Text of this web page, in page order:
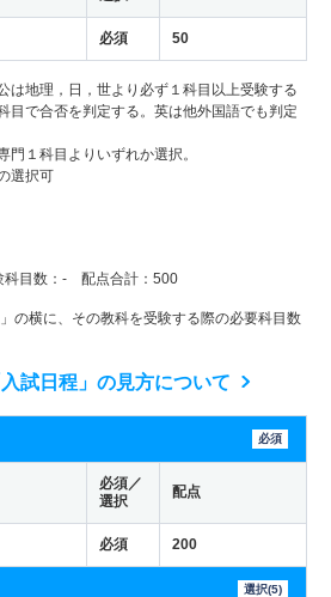
必須 50
は地理，日，世より必ず１科目以上受験する
目で合否を判定する。英は他外国語でも判定
１科目よりいずれか選択。
選択可
目数：- 配点合計：500
の横に、その教科を受験する際の必要科目数
入試日程」の見方について
必須
必須／
選択
配点
必須 200
選択(5)